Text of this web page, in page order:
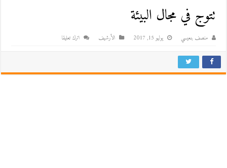
تتوج في مجال البيئة
منصف بنعيسي يوليو 15, 2017 اﻷرشيف اترك تعليقا